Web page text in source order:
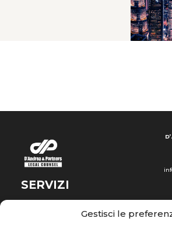
Gestisci le
IT
SERVIZI
CHI SIAMO